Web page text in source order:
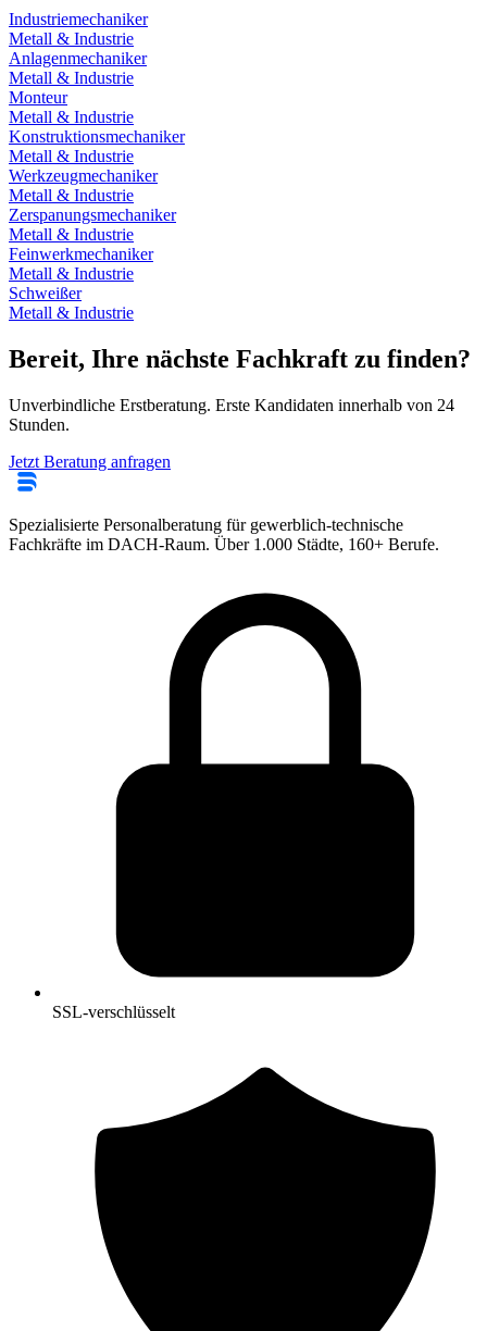
Industriemechaniker
Metall & Industrie
Anlagenmechaniker
Metall & Industrie
Monteur
Metall & Industrie
Konstruktionsmechaniker
Metall & Industrie
Werkzeugmechaniker
Metall & Industrie
Zerspanungsmechaniker
Metall & Industrie
Feinwerkmechaniker
Metall & Industrie
Schweißer
Metall & Industrie
Bereit, Ihre nächste Fachkraft zu finden?
Unverbindliche Erstberatung. Erste Kandidaten innerhalb von 24
Stunden.
Jetzt Beratung anfragen
Spezialisierte Personalberatung für gewerblich-technische
Fachkräfte im DACH-Raum. Über 1.000 Städte, 160+ Berufe.
SSL-verschlüsselt